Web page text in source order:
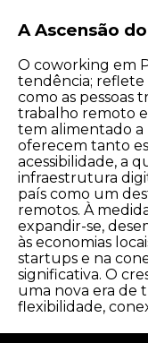
A Ascensão
O coworking em
tendência;
como as pessoas
trabalho remoto
tem alimentado a
oferecem tanto
acessibilidade, a
infraestrutura
país como um
remotos. À
expandir-se,
às economias
startups e na
significativa. O
uma nova era de
flexibilidade,